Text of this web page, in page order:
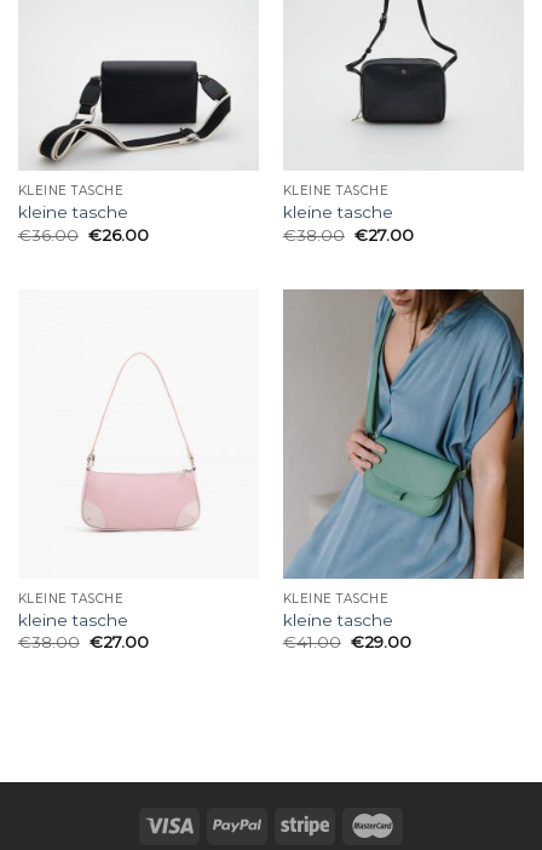
KLEINE TASCHE
kleine tasche
€36.00 €26.00
KLEINE TASCHE
kleine tasche
€38.00 €27.00
KLEINE TASCHE
kleine tasche
€38.00 €27.00
KLEINE TASCHE
kleine tasche
€41.00 €29.00